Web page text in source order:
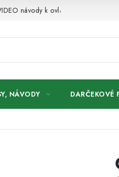
návody k ovládaniu e-shopu
NÁVODY DARČEKOVÉ